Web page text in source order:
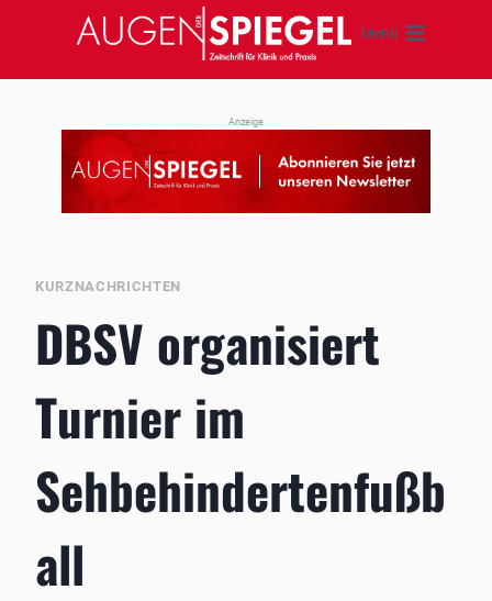
springen
Menü
Anzeige
KURZNACHRICHTEN
DBSV organisiert
Turnier im
Sehbehindertenfußb
all